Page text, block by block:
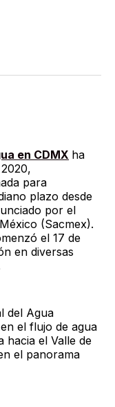
en CDMX ha
para
plazo desde
por el
(Sacmex).
el 17 de
en diversas
del Agua
el flujo de agua
hacia el Valle de
el panorama